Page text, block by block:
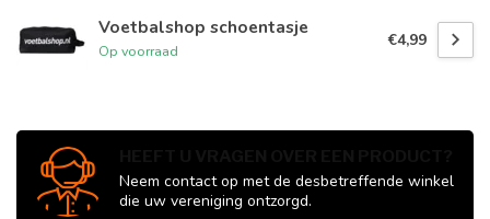
Voetbalshop schoentasje
Op voorraad
€4,99
Neem contact op met de desbetreffende winkel
die uw vereniging ontzorgd.